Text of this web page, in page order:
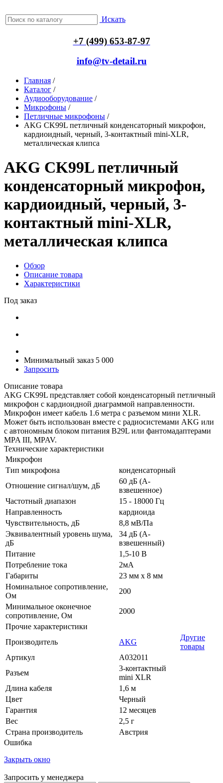
Искать
+7 (499) 653-87-97
info@tv-detail.ru
Главная /
Каталог /
Аудиооборудование /
Микрофоны /
Петличные микрофоны /
AKG CK99L петличный конденсаторный микрофон,
кардиоидный, черный, 3-контактный mini-XLR,
металлическая клипса
AKG CK99L петличный
конденсаторный микрофон,
кардиоидный, черный, 3-
контактный mini-XLR,
металлическая клипса
Обзор
Описание товара
Характеристики
Под заказ
Минимальный заказ 5 000
Запросить
Описание товара
AKG CK99L представляет собой конденсаторный петличный
микрофон с кардиоидной диаграммой направленности.
Микрофон имеет кабель 1.6 метра с разъемом мини XLR.
Может быть использован вместе с радиосистемами AKG или
с автономным блоком питания B29L или фантомадаптерами
MPA III, MPAV.
Технические характеристики
Микрофон
Тип микрофона
конденсаторный
Отношение сигнал/шум, дБ
60 дБ (A-
взвешенное)
Частотный диапазон
15 - 18000 Гц
Направленность
кардиоида
Чувствительность, дБ
8,8 мВ/Па
Эквивалентный уровень шума,
дБ
34 дБ (A-
взвешенный)
Питание
1,5-10 В
Потребление тока
2мА
Габариты
23 мм х 8 мм
Номинальное сопротивление,
Ом
200
Минимальное оконечное
сопротивление, Ом
2000
Прочие характеристики
Производитель
AKG
Другие
товары
Артикул
A032011
Разъем
3-контактный
mini XLR
Длина кабеля
1,6 м
Цвет
Черный
Гарантия
12 месяцев
Вес
2,5 г
Страна производитель
Австрия
Ошибка
Закрыть окно
Запросить у менеджера